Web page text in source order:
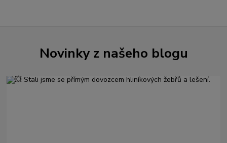
Novinky z našeho blogu